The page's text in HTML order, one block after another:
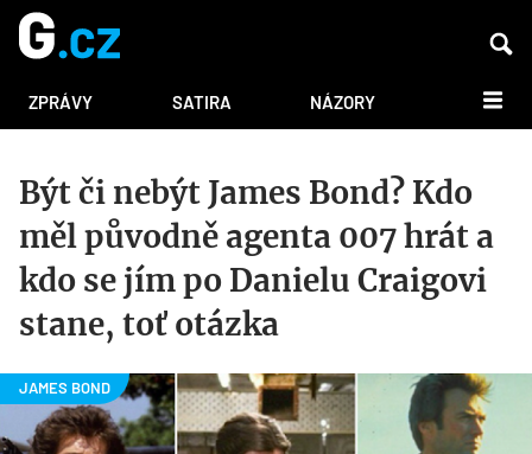
ZPRÁVY SATIRA NÁZORY DALŠÍ
Být či nebýt James Bond? Kdo
měl původně agenta 007 hrát a
kdo se jím po Danielu Craigovi
stane, toť otázka